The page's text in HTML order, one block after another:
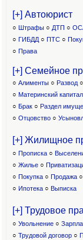
[+] Автоюрист
○ Штрафы ○ ДТП ○
○ ГИБДД ○ ПТС ○
○ Права
[+] Семейное
○ Алименты ○ Развод ○
○ Материнский капитал
○ Брак ○ Раздел
○ Отцовство○
[+] Жилищное
○ Прописка ○
○ Жилье ○
○ Покупка ○ Продажа ○
○ Ипотека ○ Выписка
[+] Трудовое
○ Увольнение ○
○ Трудовой договор ○